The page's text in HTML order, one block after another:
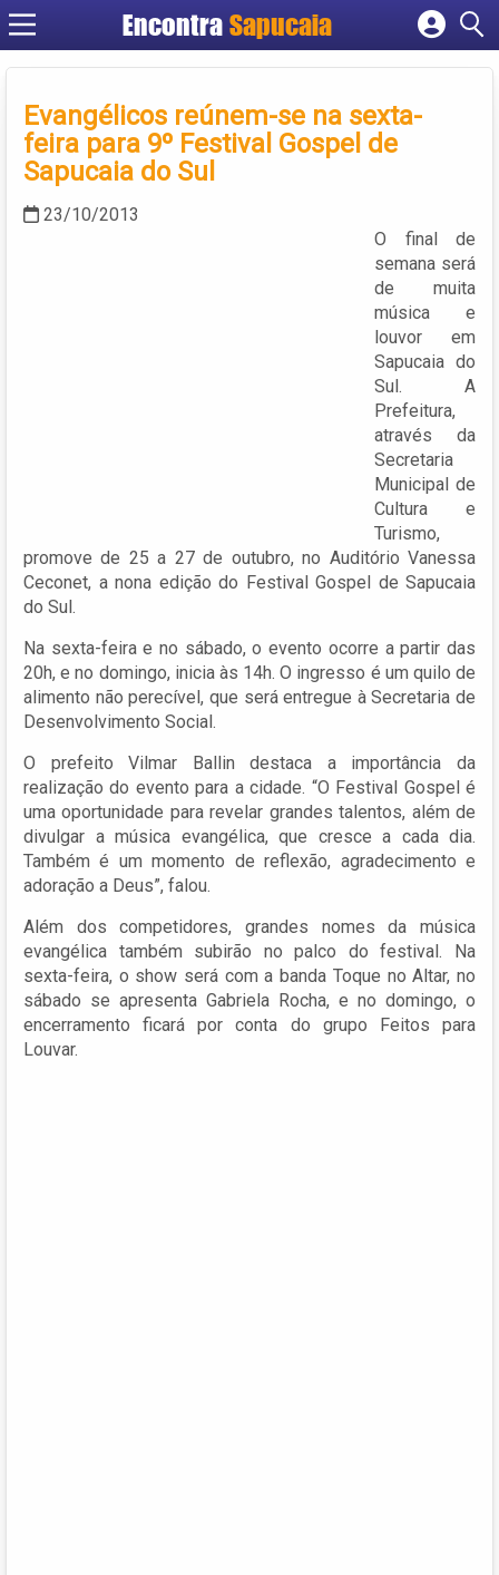
Encontra
Cadastrar empresa
Criar conta
Evangélicos reúnem-se na sexta-
feira para 9º Festival Gospel de
Sapucaia do Sul
23/10/2013
O final de
semana será
de muita
música e
louvor em
Sapucaia do
Sul. A
Prefeitura,
através da
Secretaria
Municipal de
Cultura e
Turismo,
promove de 25 a 27 de outubro, no Auditório Vanessa
Ceconet, a nona edição do Festival Gospel de Sapucaia
do Sul.
Na sexta-feira e no sábado, o evento ocorre a partir das
20h, e no domingo, inicia às 14h. O ingresso é um quilo de
alimento não perecível, que será entregue à Secretaria de
Desenvolvimento Social.
O prefeito Vilmar Ballin destaca a importância da
realização do evento para a cidade. “O Festival Gospel é
uma oportunidade para revelar grandes talentos, além de
divulgar a música evangélica, que cresce a cada dia.
Também é um momento de reflexão, agradecimento e
adoração a Deus”, falou.
Além dos competidores, grandes nomes da música
evangélica também subirão no palco do festival. Na
sexta-feira, o show será com a banda Toque no Altar, no
sábado se apresenta Gabriela Rocha, e no domingo, o
encerramento ficará por conta do grupo Feitos para
Louvar.